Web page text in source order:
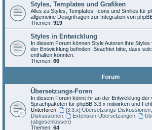
Styles, Templates und Grafiken
Alles zu Styles, Templates, Icons und Smilies für
allgemeine Designfragen zur Integration von
Themen: 919
Styles in Entwicklung
In diesem Forum können Style Autoren ihre
der Entwicklung befinden. Beachtet bitte, dass
enthalten könnten.
Themen: 66
Forum
Übersetzungs-Foren
In diesem Forum könnt ihr an der Entwicklung der
Sprachpaketen für phpBB 3.3.x mitwirken und
Unterforen:
[3.3.x] Übersetzungs-Diskussionen,
Diskussionen
Extension-Übersetzungen,
(abgeschlossen)
Themen: 64